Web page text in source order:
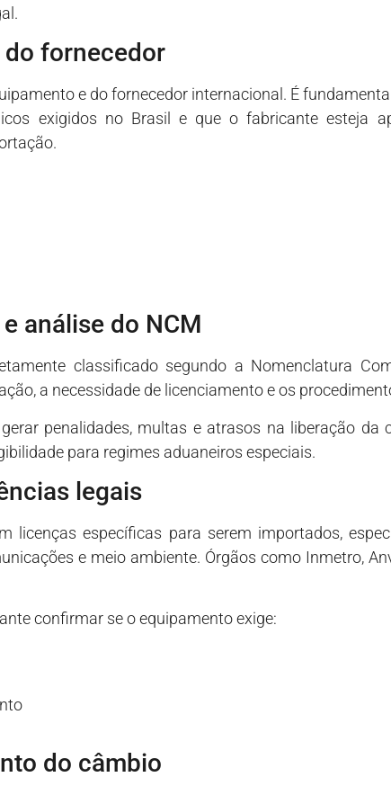
do fornecedor
e do fornecedor internacional. É
exigidos no Brasil e que o fabricante esteja
análise do NCM
classificado segundo a Nomenclatura
a necessidade de licenciamento e os
penalidades, multas e atrasos na liberação da
para regimes aduaneiros especiais.
legais
licenças específicas para serem importados,
e meio ambiente. Órgãos como Inmetro,
confirmar se o equipamento exige:
do câmbio